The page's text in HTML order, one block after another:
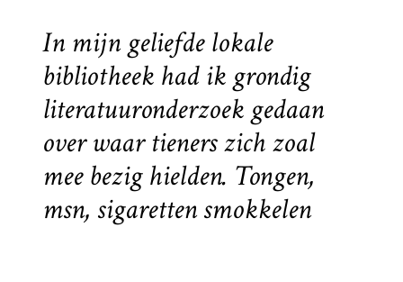
In mijn geliefde lokale
bibliotheek had ik grondig
literatuuronderzoek gedaan
over waar tieners zich zoal
mee bezig hielden. Tongen,
msn, sigaretten smokkelen